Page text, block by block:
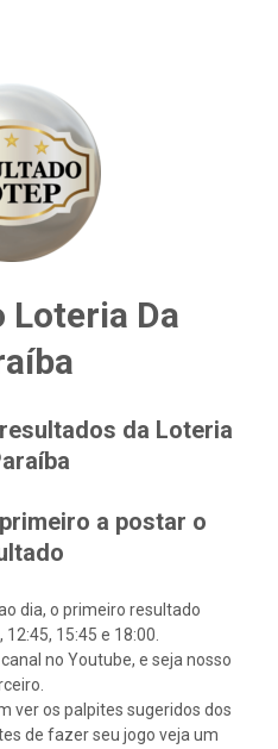
Loteria Da
da Loteria
a postar o
dia, o primeiro resultado
15:45 e 18:00.
no Youtube, e seja nosso
ver os palpites sugeridos dos
de fazer seu jogo veja um